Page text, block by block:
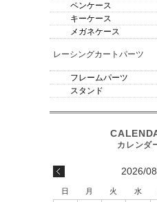
ペンケース
キーケース
メガネケース
レーシングカートパーツ
フレームパーツ
スタンド
2026/08
日 月 火 水